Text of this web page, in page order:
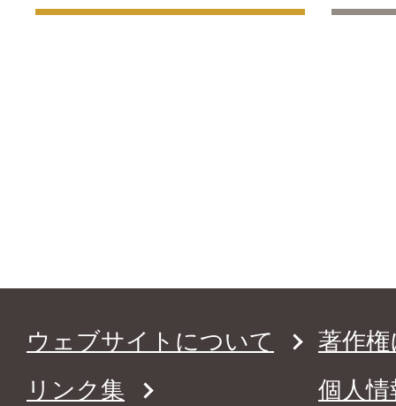
ウェブサイトについて
著作
リンク集
個人